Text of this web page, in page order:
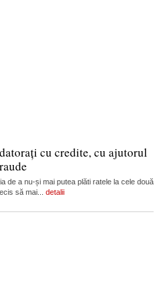
cu credite, cu ajutorul
de a nu-și mai putea plăti ratele la cele două
să mai... detalii